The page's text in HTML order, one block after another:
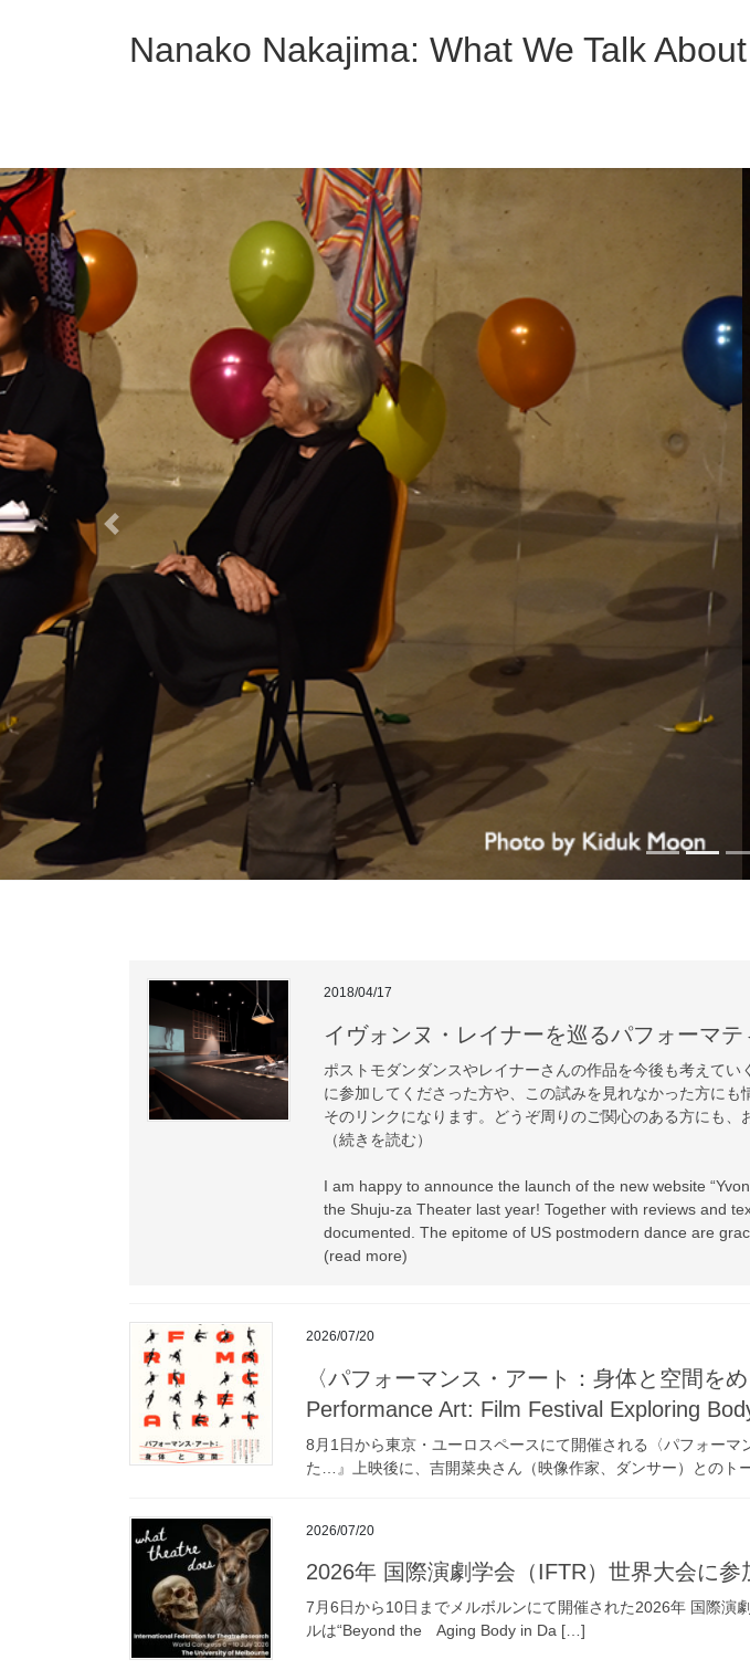
ス
キ
ッ
プ
ン
に
移
動
Nanako Nakajima: What We Talk
Previous
2018/04/17
イヴォンヌ・レイナーを巡るパフォーマ
ポストモダンダンスやレイナーさんの作品を今後も考えて
に参加してくださった方や、この試みを見れなかった方に
そのリンクになります。どうぞ周りのご関心のある方にも、
（続きを読む）
I am happy to announce the launch of the new website
the Shuju-za Theater last year! Together with reviews and
documented. The epitome of US postmodern dance are
(read more)
2026/07/20
〈パフォーマンス・アート：身体と空間を
Performance Art: Film Festival Exploring
8月1日から東京・ユーロスペースにて開催される〈パフォー
た…』上映後に、吉開菜央さん（映像作家、ダンサー）とのト
2026/07/20
2026年 国際演劇学会（IFTR）世界大会に
7月6日から10日までメルボルンにて開催された2026年 国際演
ルは“Beyond the Aging Body in Da […]